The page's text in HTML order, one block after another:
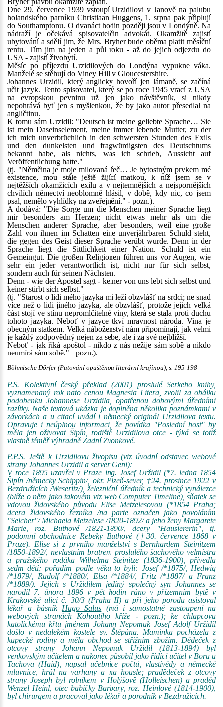
Bryher plavbu okamžitě zaplatí.
Dne 29. července 1939 vstoupí Urzidilovi v Janově na palubu
holandského parníku Christiaan Huggens, 1. srpna pak připlují
do Southamptonu. O dvanáct hodin později jsou v Londýně. Na
nádraží je očekává spisovatelčin advokát. Okamžitě zajistí
ubytování a sdělí jim, že Mrs. Bryher bude oběma platit měsíční
rentu. Tím jim na jeden a půl roku - až do jejich odjezdu do
USA - zajistí živobytí.
Měsíc po příjezdu Urzidilových do Londýna vypukne váka.
Manželé se stěhují do Viney Hill v Gloucestershire.
Johannes Urzidil, který anglicky hovoří jen lámaně, se začíná
učit jazyk. Tento spisovatel, který se po roce 1945 vrací z USA
na evropskou pevninu už jen jako návštěvník, si nikdy
nepohrává byť jen s myšlenkou, že by jako autor přesedlal na
angličtinu.
K tomu sám Urzidil: "Deutsch ist meine geliebte Sprache… Sie
ist mein Daseinselement, meine immer lebende Mutter, zu der
ich mich unverbrüchlich in den schwersten Stunden des Exils
und den dunkelsten und fragwürdigsten des Deutschtums
bekannt habe, als nichts, was ich schrieb, Aussicht auf
Veröffentlichung hatte."
(tj. "Němčina je moje milovaná řeč… Je bytostným prvkem mé
existence, mou stále ještě žijící matkou, k níž jsem se v
nejtěžších okamžicích exilu a v nejtemnějších a nejspornějších
chvílích němectví neoblomně hlásil, v době, kdy nic, co jsem
psal, nemělo vyhlídky na zveřejnění." - pozn.).
A dodává: "Die Sorge um die Menschen meiner Sprache liegt
mir besonders am Herzen; nicht etwas mehr als um die
Menschen anderer Sprache, aber besonders, weil eine große
Zahl von ihnen im Schatten eine unverjährbaren Schuld steht,
die gegen des Geist dieser Sprache verübt wurde. Denn in der
Sprache liegt die Sittlichkeit einer Nation. Schuld ist ein
Gemeingut. Die großen Religionen führen uns vor Augen, wie
sehr ein jeder verantwortlich ist, nicht nur für sich selbst,
sondern auch für seinen Nächsten.
Denn - wie der Apostel sagt - keiner von uns lebt sich selbst und
keiner stirbt sich selbst."
(tj. "Starost o lidi mého jazyka mi leží obzvlášť na srdci; ne snad
více než o lidi jiného jazyka, ale obzvlášť, protože jejich velká
část stojí ve stínu nepromlčitelné viny, která se stala proti duchu
tohoto jazyka. Neboť v jazyce tkví mravnost národa. Vina je
obecným statkem. Velká náboženství nám připomínají, jak velmi
je každý zodpovědný nejen za sebe, ale i za své nejbližší.
Neboť - jak říká apoštol - nikdo z nás nežije sám sobě a nikdo
neumírá sám sobě." - pozn.).
Böhmische Dörfer (Putování opuštěnou literární krajinou), s. 195-198
P.S. Kolektivní český překlad (2001) proslulé Serkeho knihy,
vyznamenaný rok nato cenou Magnesia Litera, zvolil za obálku
podobenku Johannese Urzidila, opatřenou dobovými úředními
razítky. Naše textová ukázka je doplněna několika poznámkami v
závorkách a u citací uvádí i německý originál Urzidilova textu.
Opravuje i neúplnou informaci, že povídka "Poslední host" by
měla jen oživovat Šipín, rodiště Urzidilova otce - týká se totiž
vlastně téměř výhradně Zadní Zvonkové.
P.P.S. Ještě k Urzidilovu živopisu (viz úvodní odstavec webové
strany Johannes Urzidil a server Geni):
V roce 1895 uzavřel v Praze ing. Josef Uržidil (*7. ledna 1854
Šipín /německy Schippin/, okr. Plzeň-sever, †24. prosince 1922 v
Bezdružicích /Weseritz/), železniční úředník a technický vynálezce
(blíže o něm jako takovém viz web Computer Timeline), sňatek se
vdovou židovského původu Elise Metzelesovou (*1854 Praha;
dcera židovského řezníka /na parte označen jako povoláním
"Selcher"/ Michaela Metzelese /1820-1892/ a jeho ženy Margarete
Marie, roz. Buthové /1821-1890/, dcery "Hausiererin", tj.
podomní obchodnice Rebeky Buthové (†30. července 1868 v
Praze). Elise si z prvního manželství s Bernhardem Steinitzem
/1850-1892/, nevlastním bratrem proslulého šachového velmistra
a pražského rodáka Wilhelma Steinitze (1836-1900), přivedla
sedm dětí; pořadím podle věku to byli: Josef /*1875/, Hedwig
/*1879/, Rudolf /*1880/, Elsa /*1884/, Fritz /*1887/ a Franz
/*1889/). Jejich s Uržidilem jediný společný syn Johannes se
narodil 7. února 1896 v pět hodin ráno v přízemním bytě v
Krakovské ulici č. 30/3 (Praha II) a při jeho porodu asistoval
lékař a básník Hugo Salus (má i samostatné zastoupení na
webových stranách Kohoutího kříže - pozn.); ke chlapcovu
katolickému křtu jménem Johann Nepomuk Josef Adolf Uržidil
došlo v nedalekém kostele sv. Štěpána. Maminka pocházela z
kupecké rodiny a měla obchod se střižním zbožím. Dědeček z
otcovy strany Johann Nepomuk Uržidil (1813-1894) byl
venkovským učitelem a nakonec působil jako řídící učitel v Boru u
Tachova (Haid), napsal učebnice počtů, vlastivědy a německé
mluvnice, hrál na varhany a na housle; pradědeček z otcovy
strany Joseph byl rolníkem v Holýšově (Holleischen) a praděd
Wenzel Heinl, otec babičky Barbary, roz. Heinlové (1814-1900),
byl chirurgem a pracoval jako lékař a porodník v Bezdružicích.